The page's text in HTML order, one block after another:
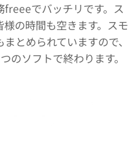
freeeでバッチリです。ス
の時間も空きます。スモ
とめられていますので、
のソフトで終わります。